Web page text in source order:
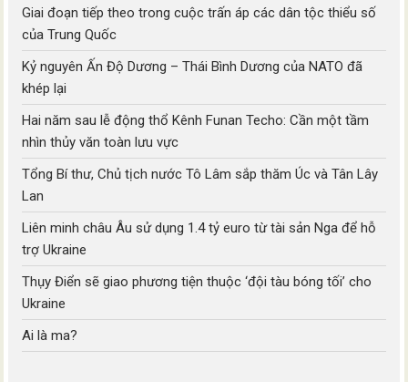
Giai đoạn tiếp theo trong cuộc trấn áp các dân tộc thiểu số
của Trung Quốc
Kỷ nguyên Ấn Độ Dương – Thái Bình Dương của NATO đã
khép lại
Hai năm sau lễ động thổ Kênh Funan Techo: Cần một tầm
nhìn thủy văn toàn lưu vực
Tổng Bí thư, Chủ tịch nước Tô Lâm sắp thăm Úc và Tân Lây
Lan
Liên minh châu Âu sử dụng 1.4 tỷ euro từ tài sản Nga để hỗ
trợ Ukraine
Thụy Điển sẽ giao phương tiện thuộc ‘đội tàu bóng tối’ cho
Ukraine
Ai là ma?